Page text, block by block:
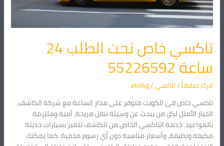
تاكسي خاص تحت الطلب 24
ساعة 55226592
اترك تعليقاً/تاكسي/
eko4g
تاكسي خاص في الكويت متوفر على مدار الساعة مع شركة الكاشف،
الخيار الأمثل لكل من يبحث عن وسيلة تنقل مريحة، آمنة وملتزمة
بالمواعيد. خدمة التاكسي الخاص من الكاشف تتميز بسيارات حديثة
مكيفة ونظيفة، وأسعار مناسبة دون أي رسوم مخفية. كما يمكنك